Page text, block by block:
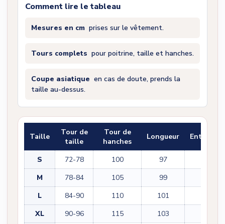
Comment lire le tableau
Mesures en cm prises sur le vêtement.
Tours complets pour poitrine, taille et hanches.
Coupe asiatique en cas de doute, prends la
taille au-dessus.
Taille
Tour de
taille
Tour de
hanches
Longueur
S 72-78 100 97
M
78-84 105 99
L
84-90 110 101
XL
90-96 115 103